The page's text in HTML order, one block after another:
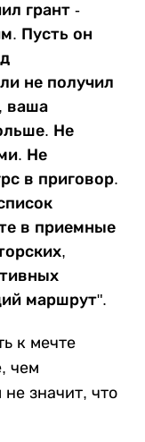
грант -
Пусть он
не получил
ваша
Не
Не
в приговор.
в приемные
маршрут".
к мечте
чем
значит, что